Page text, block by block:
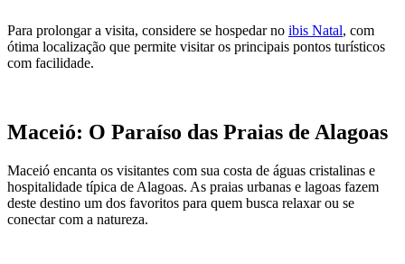
Para prolongar a visita, considere se hospedar no ibis Natal, com
ótima localização que permite visitar os principais pontos turísticos
com facilidade.
Maceió: O Paraíso das Praias de Alagoas
Maceió encanta os visitantes com sua costa de águas cristalinas e
hospitalidade típica de Alagoas. As praias urbanas e lagoas fazem
deste destino um dos favoritos para quem busca relaxar ou se
conectar com a natureza.